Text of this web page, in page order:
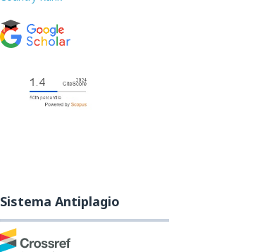
Sistema Antiplagio